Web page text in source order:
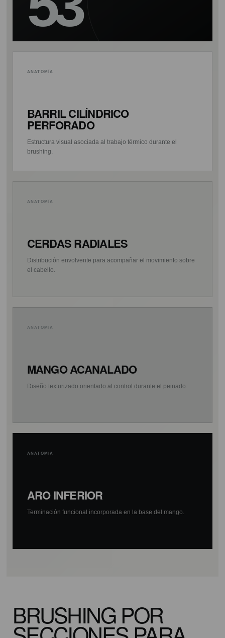
ANATOMÍA
BARRIL CILÍNDRICO
PERFORADO
Estructura visual asociada al trabajo térmico durante el
brushing.
ANATOMÍA
CERDAS RADIALES
Distribución envolvente para acompañar el movimiento sobre
el cabello.
ANATOMÍA
MANGO ACANALADO
Diseño texturizado orientado al control durante el peinado.
ANATOMÍA
ARO INFERIOR
Terminación funcional incorporada en la base del mango.
BRUSHING POR